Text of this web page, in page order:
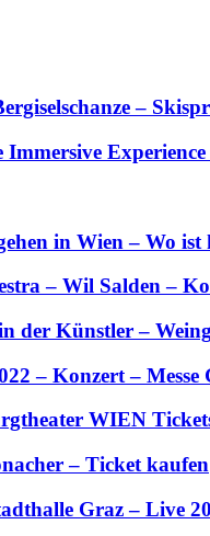
–
in Wien – Wo ist
– Wil Salden –
der Künstler –
– Konzert –
WIEN
– Ticket kaufen
Graz – Live